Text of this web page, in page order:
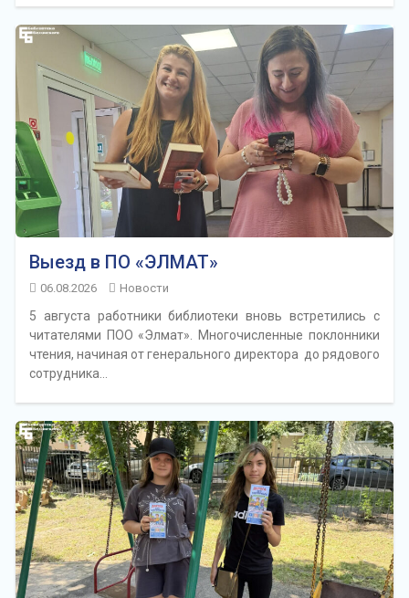
Выезд в ПО «ЭЛМАТ»
06.08.2026 Новости
5 августа работники библиотеки вновь встретились с
читателями ПОО «Элмат». Многочисленные поклонники
чтения, начиная от генерального директора до рядового
сотрудника…